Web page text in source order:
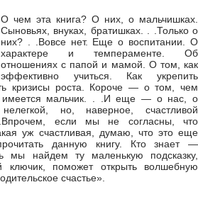
О чем эта книга? О них, о мальчишках.
Сыновьях, внуках, братишках. . .Только о
них? . .Вовсе нет. Еще о воспитании. О
характере и темпераменте. Об
отношениях с папой и мамой. О том, как
эффективно учиться. Как укрепить
кризисы роста. Короче — о том, чем
имеется мальчик. . .И еще — о нас, о
но, наверное, счастливой
если мы не согласны, что
уж счастливая, думаю, что это еще
данную книгу. Кто знает —
мы найдем ту маленькую подсказку,
ключик, поможет открыть волшебную
счастье».